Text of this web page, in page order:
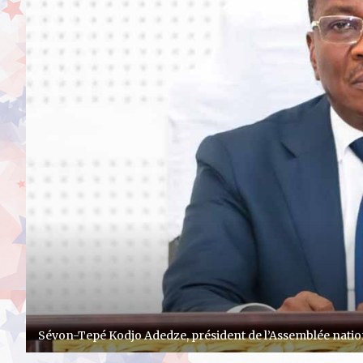
Sévon-Tepé Kodjo Adedze, président de l’Assemblée